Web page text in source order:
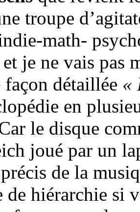
troupe
math-
je ne vais pas
façon détaillée «
en
le disque
joué par un
de la
de hiérarchie si